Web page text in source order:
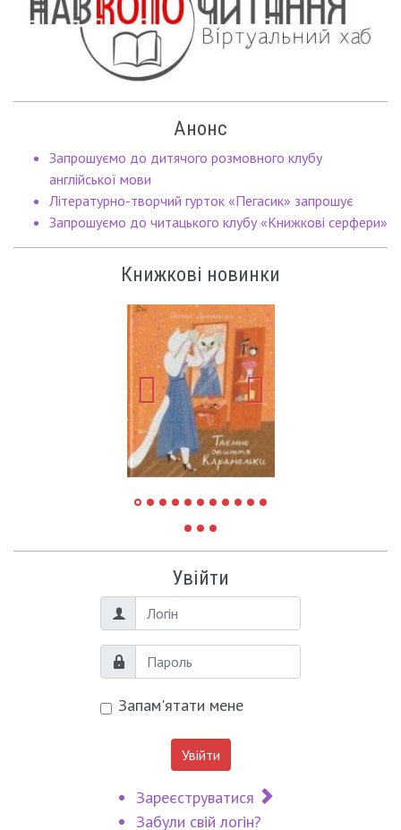
Анонс
Запрошуємо до дитячого розмовного клубу
англійської мови
Літературно-творчий гурток «Пегасик» запрошує
Запрошуємо до читацького клубу «Книжкові серфери»
Книжкові новинки
Увійти
Логін
Пароль
Запам'ятати мене
Увійти
Зареєструватися
Забули свій логін?